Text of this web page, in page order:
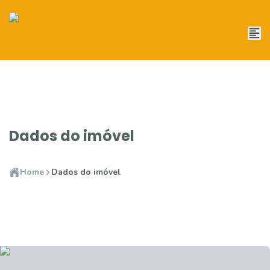
Dados do imóvel
Home Dados do imóvel